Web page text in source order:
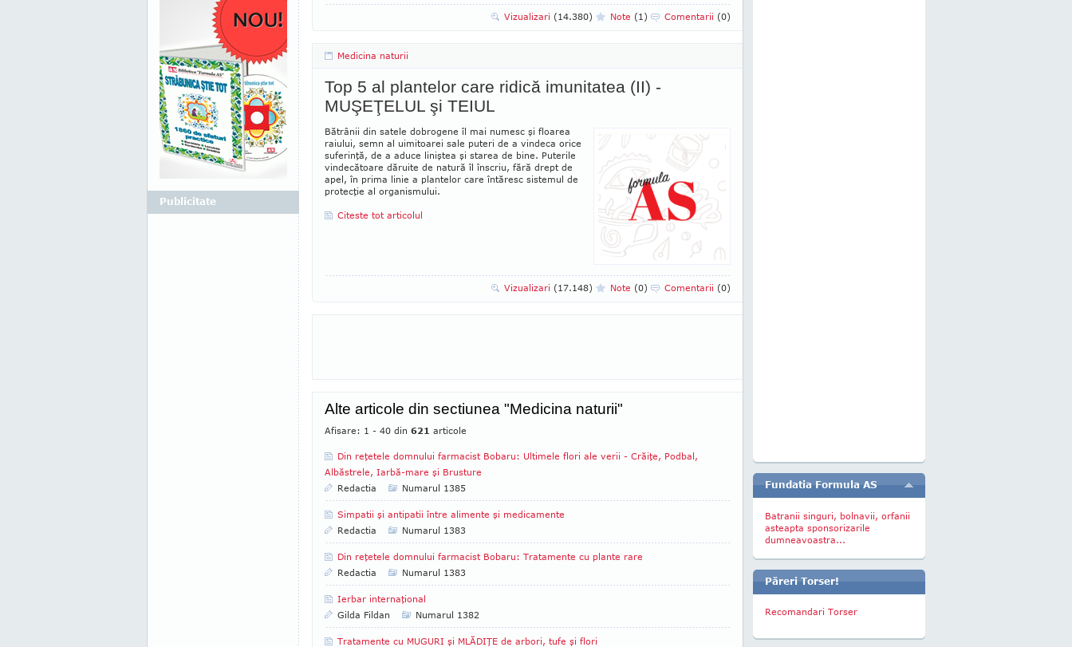
Vizualizari (14.380) Note (1) Comentarii (0)
Medicina naturii
Top 5 al plantelor care ridică imunitatea (II) -
MUŞEŢELUL şi TEIUL
Bătrânii din satele dobrogene îl mai numesc şi floa­rea
raiului, semn al uimitoarei sale puteri de a vindeca orice
suferinţă, de a aduce liniştea şi starea de bine. Puterile
vindecătoare dăruite de natură îl în­scriu, fără drept de
apel, în prima linie a plantelor care în­tăresc sis­temul de
protecţie al or­ga­nis­mului.
Citeste tot articolul
Vizualizari (17.148) Note (0) Comentarii (0)
Alte articole din sectiunea "Medicina naturii"
Afisare: 1 - 40 din 621 articole
Din reţetele domnului farmacist Bobaru: Ultimele flori ale verii - Crăiţe, Podbal,
Albăstrele, Iarbă-mare şi Brusture
Redactia
Numarul 1385
Simpatii şi antipatii între alimente şi medicamente
Redactia
Numarul 1383
Din reţetele domnului farmacist Bobaru: Tratamente cu plante rare
Redactia
Numarul 1383
Ierbar internaţional
Gilda Fildan
Numarul 1382
Tratamente cu MUGURI şi MLĂDIŢE de arbori, tufe şi flori
Publicitate
Fundatia Formula AS
Batranii singuri, bolnavii, orfanii
asteapta sponsorizarile
dumneavoastra...
Păreri Torser!
Recomandari Torser